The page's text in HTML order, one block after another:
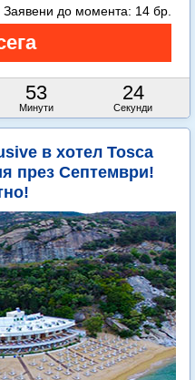
53
Минути
22
Секунди
Заявени до момента: 14 бр.
в хотел Tosca
през Септември!